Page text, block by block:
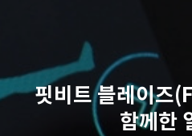
핏비트 블레이
함께한